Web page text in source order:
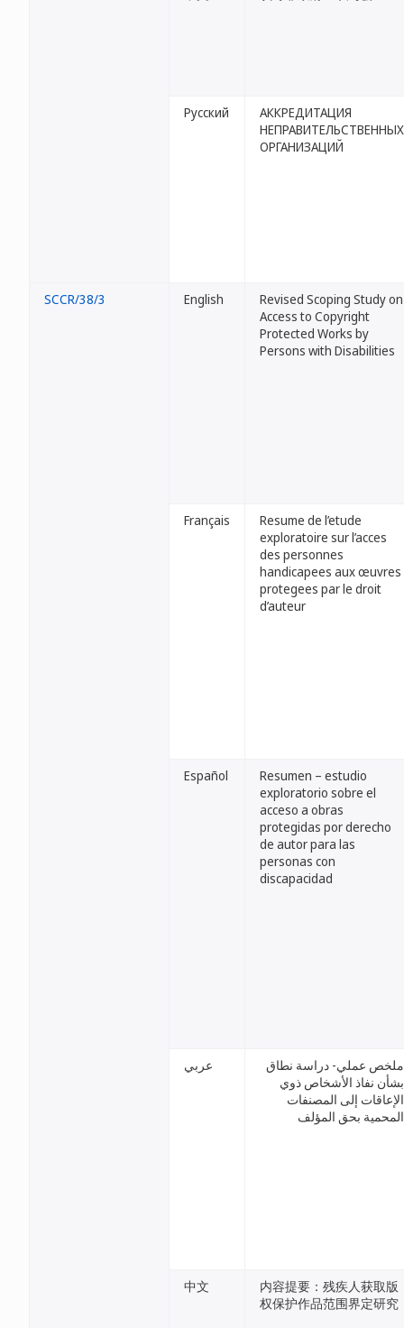
Русский
АККРЕДИТАЦИЯ
НЕПРАВИТЕЛЬСТВЕННЫХ
ОРГАНИЗАЦИЙ
SCCR/38/3 English
Revised Scoping Study on
Access to Copyright
Protected Works by
Persons with Disabilities
Français
Resume de l’etude
exploratoire sur l’acces
des personnes
handicapees aux œuvres
protegees par le droit
d’auteur
Español
Resumen – estudio
exploratorio sobre el
acceso a obras
protegidas por derecho
de autor para las
personas con
discapacidad
عربي
ملخص عملي- دراسة نطاق
بشأن نفاذ الأشخاص ذوي
الإعاقات إلى المصنفات
المحمية بحق المؤلف
中文
内容提要：残疾人获取版
权保护作品范围界定研究